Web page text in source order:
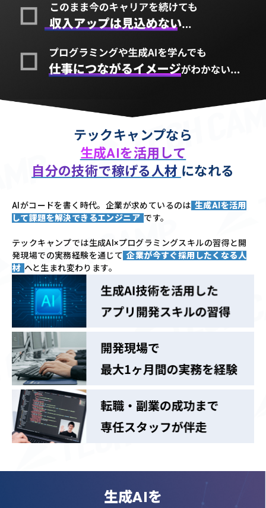
テックキャンプなら
生成AIを活用して
自分の技術で稼げる人材 になれる
AIがコードを書く時代。企業が求めているのは 生成AIを活用
して課題を解決できるエンジニア です。
テックキャンプでは生成AI×プログラミングスキルの習得と開
発現場での実務経験を通じて 企業が今すぐ採用したくなる人
材 へと生まれ変わります。
生成AIを